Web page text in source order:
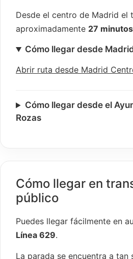
Desde el centro de Madrid el
aproximadamente 27 minutos
Cómo llegar desde
Abrir ruta desde Madrid
Cómo llegar desde el
Rozas
Cómo llegar en
público
Puedes llegar fácilmente en
Línea 629.
La parada se encuentra a tan